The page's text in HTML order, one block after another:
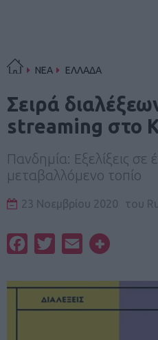
ΝΕΑ ΕΛΛΑΔΑ
Σειρά
streaming στο
Πανδημία: Εξελίξεις σε
μεταβαλλόμενο τοπίο
23 Νοεμβρίου 2020 του
FacebookTwitterEmail